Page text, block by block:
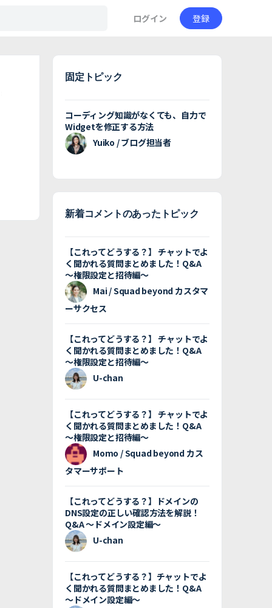
ログイン 登録
固定トピック
コーディング知識がなくても、自力で
Widgetを修正する方法
Yuiko / ブログ担当者
新着コメントのあったトピック
【これってどうする？】 チャットでよ
く聞かれる質問まとめました！Q&A
〜権限設定と招待編〜
Mai / Squad beyond カスタマ
ーサクセス
【これってどうする？】 チャットでよ
く聞かれる質問まとめました！Q&A
〜権限設定と招待編〜
U-chan
【これってどうする？】 チャットでよ
く聞かれる質問まとめました！Q&A
〜権限設定と招待編〜
Momo / Squad beyond カス
タマーサポート
【これってどうする？】ドメインの
DNS設定の正しい確認方法を解説！
Q&A 〜ドメイン設定編〜
U-chan
【これってどうする？】チャットでよ
く聞かれる質問まとめました！Q&A
〜ドメイン設定編〜